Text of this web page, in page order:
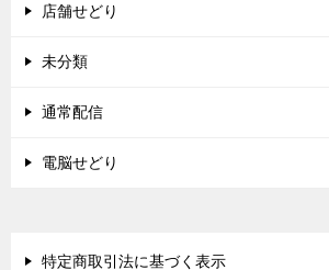
店舗せどり
未分類
通常配信
電脳せどり
特定商取引法に基づく表示